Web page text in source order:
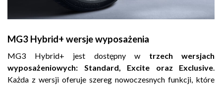
MG3 Hybrid+ wersje wyposażenia
MG3 Hybrid+ jest dostępny w trzech wersjach
wyposażeniowych: Standard, Excite oraz Exclusive.
Każda z wersji oferuje szereg nowoczesnych funkcji, które